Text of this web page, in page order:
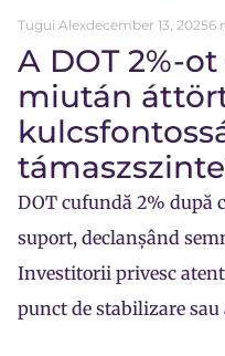
Tugui Alexdecember 13, 20256
A DOT 2%-
miután
DOT cufundă 2% după
suport, declanșând
Investitorii privesc
punct de stabilizare